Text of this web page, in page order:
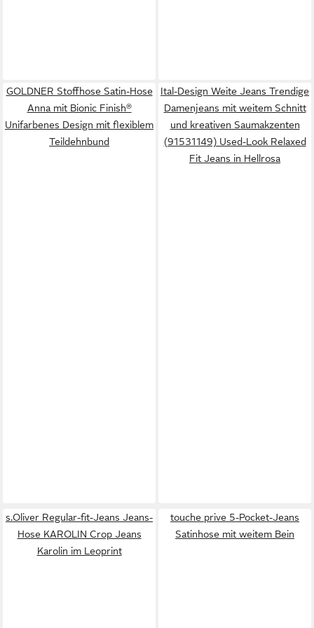
GOLDNER Stoffhose Satin-Hose
Anna mit Bionic Finish®
Unifarbenes Design mit flexiblem
Teildehnbund
Ital-Design Weite Jeans Trendige
Damenjeans mit weitem Schnitt
und kreativen Saumakzenten
(91531149) Used-Look Relaxed
Fit Jeans in Hellrosa
s.Oliver Regular-fit-Jeans Jeans-
Hose KAROLIN Crop Jeans
Karolin im Leoprint
touche prive 5-Pocket-Jeans
Satinhose mit weitem Bein